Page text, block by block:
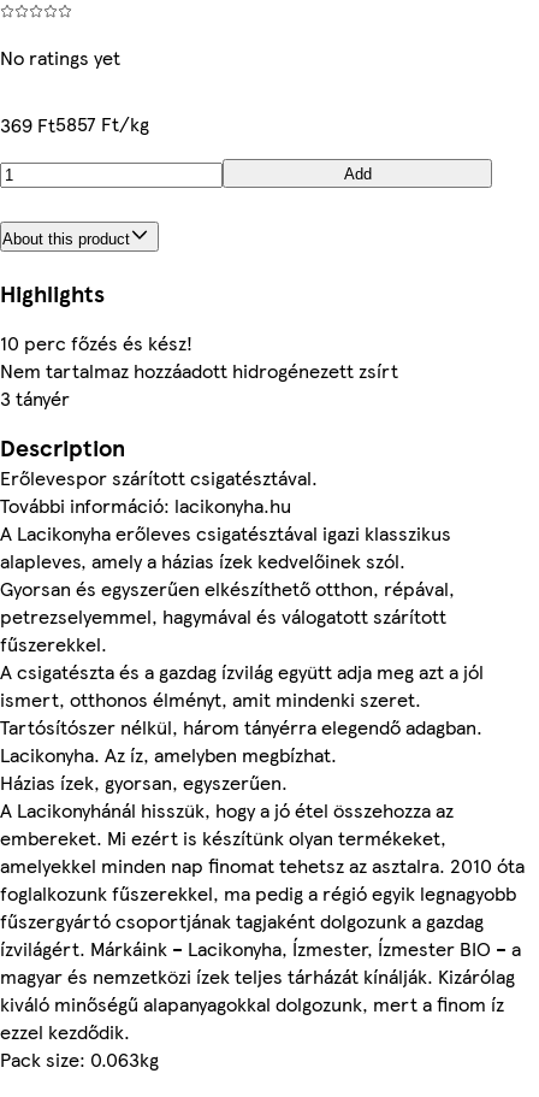
No ratings yet
369 Ft5857 Ft/kg
Add
About this product
Highlights
10 perc főzés és kész!
Nem tartalmaz hozzáadott hidrogénezett zsírt
3 tányér
Description
Erőlevespor szárított csigatésztával.
További információ: lacikonyha.hu
A Lacikonyha erőleves csigatésztával igazi klasszikus
alapleves, amely a házias ízek kedvelőinek szól.
Gyorsan és egyszerűen elkészíthető otthon, répával,
petrezselyemmel, hagymával és válogatott szárított
fűszerekkel.
A csigatészta és a gazdag ízvilág együtt adja meg azt a jól
ismert, otthonos élményt, amit mindenki szeret.
Tartósítószer nélkül, három tányérra elegendő adagban.
Lacikonyha. Az íz, amelyben megbízhat.
Házias ízek, gyorsan, egyszerűen.
A Lacikonyhánál hisszük, hogy a jó étel összehozza az
embereket. Mi ezért is készítünk olyan termékeket,
amelyekkel minden nap finomat tehetsz az asztalra. 2010 óta
foglalkozunk fűszerekkel, ma pedig a régió egyik legnagyobb
fűszergyártó csoportjának tagjaként dolgozunk a gazdag
ízvilágért. Márkáink – Lacikonyha, Ízmester, Ízmester BIO – a
magyar és nemzetközi ízek teljes tárházát kínálják. Kizárólag
kiváló minőségű alapanyagokkal dolgozunk, mert a finom íz
ezzel kezdődik.
Pack size: 0.063kg